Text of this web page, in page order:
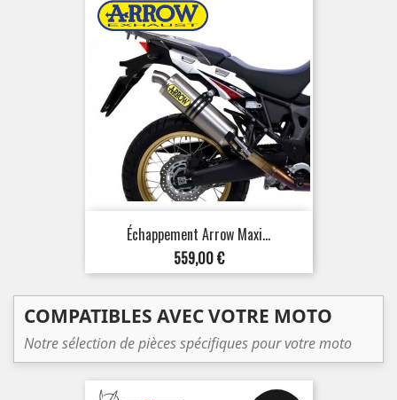
Échappement Arrow Maxi...
Prix
559,00 €
COMPATIBLES AVEC VOTRE MOTO
Notre sélection de pièces spécifiques pour votre moto